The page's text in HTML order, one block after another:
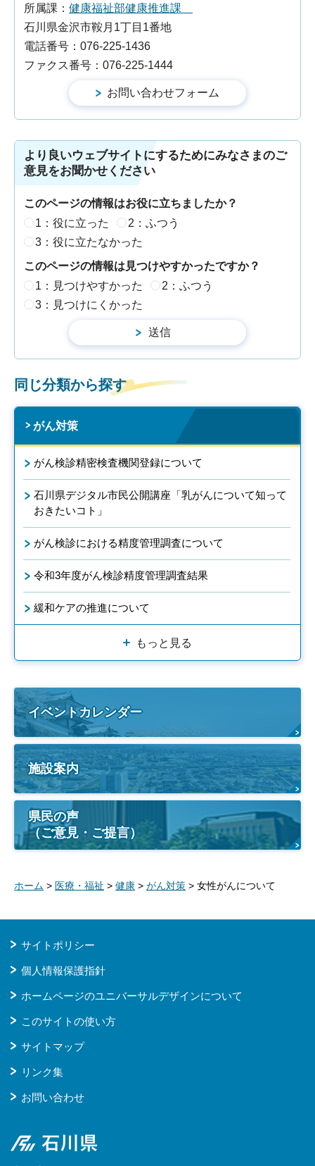
所属課： 健康福祉部健康推進課
石川県金沢市鞍月1丁目1番地
電話番号：076-225-1436
ファクス番号：076-225-1444
より良いウェブサイトにするためにみなさまのご
意見をお聞かせください
このページの情報はお役に立ちましたか？
1：役に立った
2：ふつう
3：役に立たなかった
このページの情報は見つけやすかったですか？
1：見つけやすかった
2：ふつう
3：見つけにくかった
同じ分類から探す
がん対策
がん検診精密検査機関登録について
石川県デジタル市民公開講座「乳がんについて知って
おきたいコト」
がん検診における精度管理調査について
令和3年度がん検診精度管理調査結果
緩和ケアの推進について
もっと見る
イベントカレンダー
施設案内
県民の声
（ご意見・ご提言）
ホーム > 医療・福祉 > 健康 > がん対策 > 女性がんについて
サイトポリシー
個人情報保護指針
ホームページのユニバーサルデザインについて
このサイトの使い方
サイトマップ
リンク集
お問い合わせ
石川県